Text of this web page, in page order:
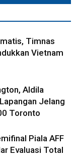
Timnas
Vietnam
Aldila
Jelang
Toronto
Piala AFF
Evaluasi Total